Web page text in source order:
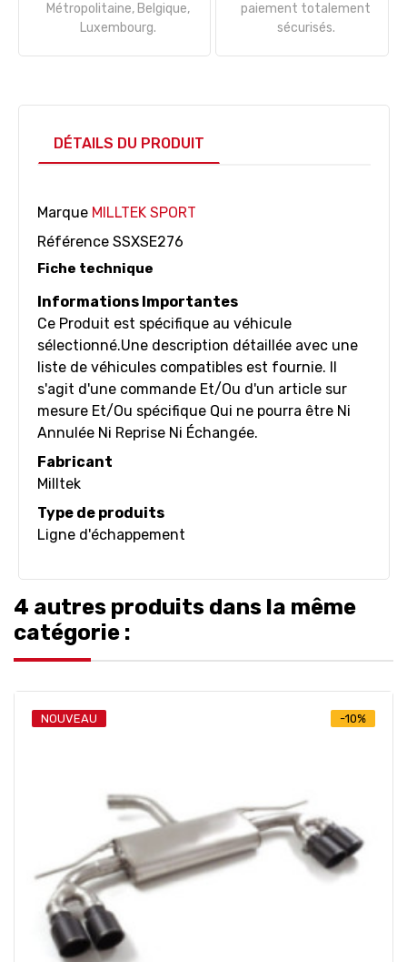
Métropolitaine, Belgique,
Luxembourg.
paiement totalement
sécurisés.
DÉTAILS DU PRODUIT
Marque MILLTEK SPORT
Référence SSXSE276
Fiche technique
Informations Importantes
Ce Produit est spécifique au véhicule
sélectionné.Une description détaillée avec une
liste de véhicules compatibles est fournie. Il
s'agit d'une commande Et/Ou d'un article sur
mesure Et/Ou spécifique Qui ne pourra être Ni
Annulée Ni Reprise Ni Échangée.
Fabricant
Milltek
Type de produits
Ligne d'échappement
4 autres produits dans la même
catégorie :
NOUVEAU -10%